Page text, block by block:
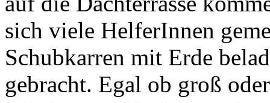
sich viele HelferInnen
Schubkarren mit Erde
gebracht. Egal ob groß